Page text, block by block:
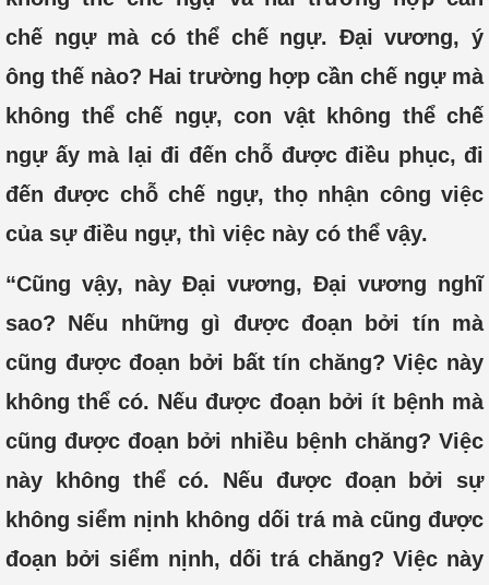
chế ngự mà có thể chế ngự. Đại vương, ý
ông thế nào? Hai trường hợp cần chế ngự mà
không thể chế ngự, con vật không thể chế
ngự ấy mà lại đi đến chỗ được điều phục, đi
đến được chỗ chế ngự, thọ nhận công việc
của sự điều ngự, thì việc này có thể vậy.
“Cũng vậy, này Đại vương, Đại vương nghĩ
sao? Nếu những gì được đoạn bởi tín mà
cũng được đoạn bởi bất tín chăng? Việc này
không thể có. Nếu được đoạn bởi ít bệnh mà
cũng được đoạn bởi nhiều bệnh chăng? Việc
này không thể có. Nếu được đoạn bởi sự
không siểm nịnh không dối trá mà cũng được
đoạn bởi siểm nịnh, dối trá chăng? Việc này